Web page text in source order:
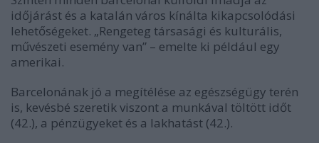
időjárást és a katalán város kínálta kikapcsolódási
lehetőségeket. „Rengeteg társasági és kulturális,
művészeti esemény van” – emelte ki például egy
amerikai.
Barcelonának jó a megítélése az egészségügy terén
is, kevésbé szeretik viszont a munkával töltött időt
(42.), a pénzügyeket és a lakhatást (42.).